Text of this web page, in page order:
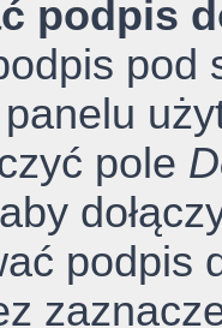
podpis
pod
pole
podpis